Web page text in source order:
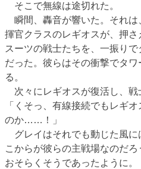
そこで無線は途切れた。
瞬間、轟音が響いた。それは
揮官クラスのレギオスが、押
スーツの戦士たちを、一振り
だった。彼らはその衝撃でタ
る。
次々にレギオスが復活し、戦
「くそっ、有線接続でもレギ
のか……！」
グレイはそれでも動じた風に
こからが彼らの主戦場なのだろ
おそらくそうであったように。